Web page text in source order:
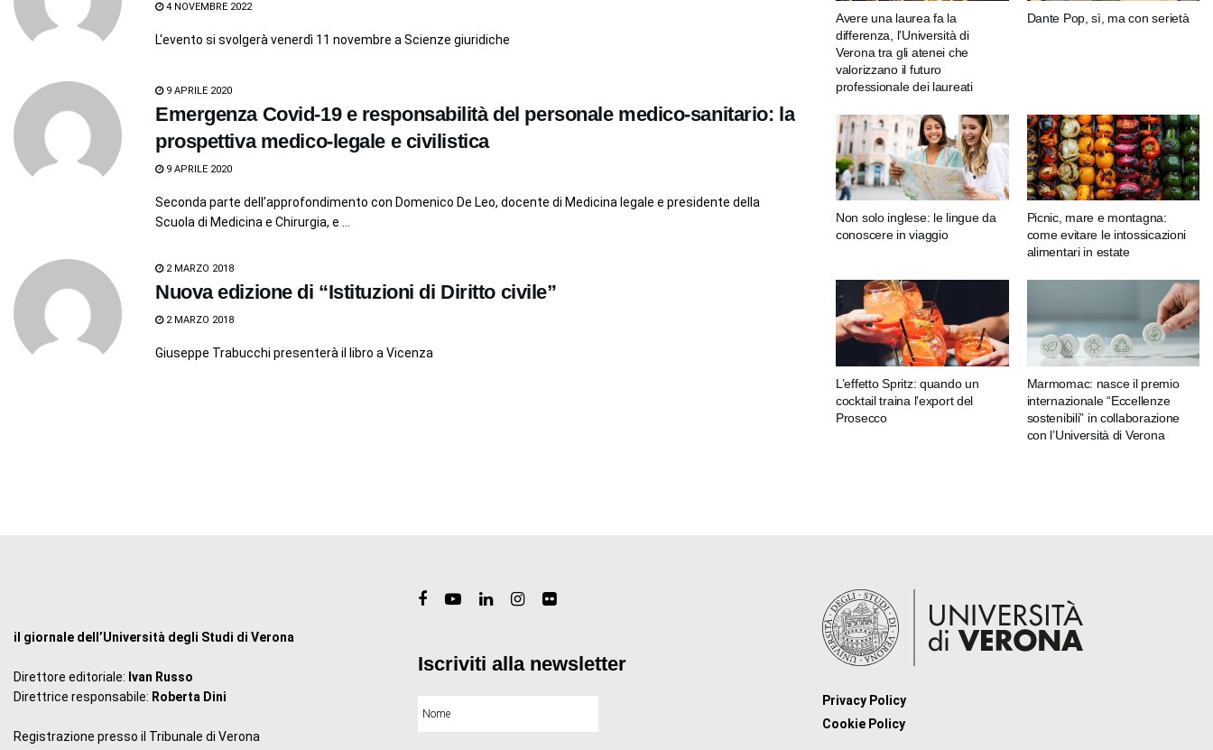
4 NOVEMBRE 2022
L'evento si svolgerà venerdì 11 novembre a Scienze giuridiche
9 APRILE 2020
Emergenza Covid-19 e responsabilità del personale medico-sanitario: la
prospettiva medico-legale e civilistica
9 APRILE 2020
Seconda parte dell’approfondimento con Domenico De Leo, docente di Medicina legale e presidente della
Scuola di Medicina e Chirurgia, e ...
2 MARZO 2018
Nuova edizione di “Istituzioni di Diritto civile”
2 MARZO 2018
Giuseppe Trabucchi presenterà il libro a Vicenza
Avere una laurea fa la
differenza, l’Università di
Verona tra gli atenei che
valorizzano il futuro
professionale dei laureati
Dante Pop, sì, ma con serietà
Non solo inglese: le lingue da
conoscere in viaggio
Picnic, mare e montagna:
come evitare le intossicazioni
alimentari in estate
L’effetto Spritz: quando un
cocktail traina l’export del
Prosecco
Marmomac: nasce il premio
internazionale “Eccellenze
sostenibili” in collaborazione
con l’Università di Verona
il giornale dell’Università degli Studi di Verona
Direttore editoriale: Ivan Russo
Direttrice responsabile: Roberta Dini
Registrazione presso il Tribunale di Verona
Iscriviti alla newsletter
Privacy Policy
Cookie Policy